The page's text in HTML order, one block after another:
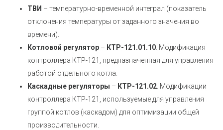
ТВИ – температурно-временной интеграл (показатель
отклонения температуры от заданного значения во
времени).
Котловой регулятор – КТР-121.01.10 . Модификация
контроллера КТР-121, предназначенная для управления
работой отдельного котла.
Каскадные регуляторы – КТР-121.02 . Модификации
контроллера КТР-121, используемые для управления
группой котлов (каскадом) для оптимизации общей
производительности.